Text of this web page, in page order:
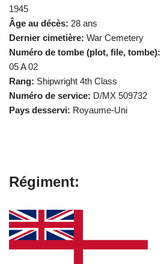
1945
Âge au décès: 28 ans
Dernier cimetière: War Cemetery
Numéro de tombe (plot, file, tombe):
05 A 02
Rang: Shipwright 4th Class
Numéro de service: D/MX 509732
Pays desservi: Royaume-Uni
Régiment: